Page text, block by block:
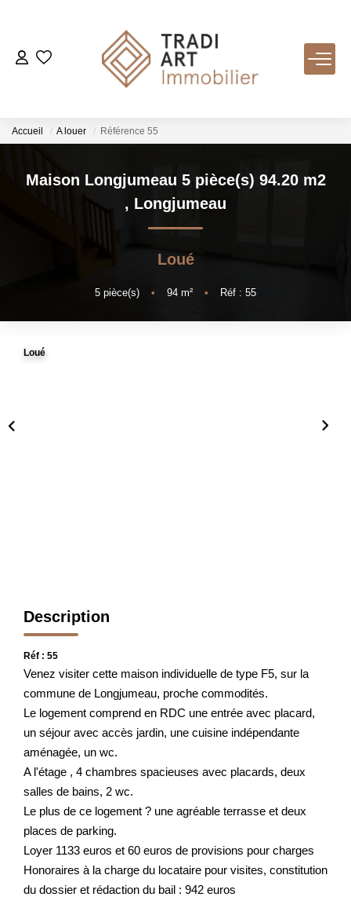
ACHETER
LOUER
Nos Services
Accueil A louer Référence 55
Maison Longjumeau 5 pièce(s) 94.20 m2
, Longjumeau
Loué
5 pièce(s) • 94 m² • Réf : 55
Loué
Description
Réf : 55
Venez visiter cette maison individuelle de type F5, sur la
commune de Longjumeau, proche commodités.
Le logement comprend en RDC une entrée avec placard,
un séjour avec accès jardin, une cuisine indépendante
aménagée, un wc.
A l'étage , 4 chambres spacieuses avec placards, deux
salles de bains, 2 wc.
Le plus de ce logement ? une agréable terrasse et deux
places de parking.
Loyer 1133 euros et 60 euros de provisions pour charges
Honoraires à la charge du locataire pour visites, constitution
du dossier et rédaction du bail : 942 euros